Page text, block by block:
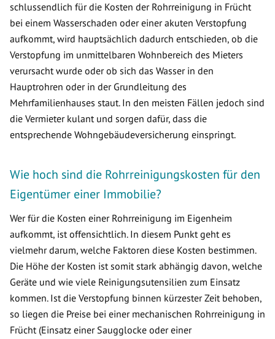
schlussendlich für die Kosten der Rohrreinigung in Frücht
bei einem Wasserschaden oder einer akuten Verstopfung
aufkommt, wird hauptsächlich dadurch entschieden, ob die
Verstopfung im unmittelbaren Wohnbereich des Mieters
verursacht wurde oder ob sich das Wasser in den
Hauptrohren oder in der Grundleitung des
Mehrfamilienhauses staut. In den meisten Fällen jedoch sind
die Vermieter kulant und sorgen dafür, dass die
entsprechende Wohngebäudeversicherung einspringt.
Wie hoch sind die Rohrreinigungskosten für den
Eigentümer einer Immobilie?
Wer für die Kosten einer Rohrreinigung im Eigenheim
aufkommt, ist offensichtlich. In diesem Punkt geht es
vielmehr darum, welche Faktoren diese Kosten bestimmen.
Die Höhe der Kosten ist somit stark abhängig davon, welche
Geräte und wie viele Reinigungsutensilien zum Einsatz
kommen. Ist die Verstopfung binnen kürzester Zeit behoben,
so liegen die Preise bei einer mechanischen Rohrreinigung in
Frücht (Einsatz einer Saugglocke oder einer